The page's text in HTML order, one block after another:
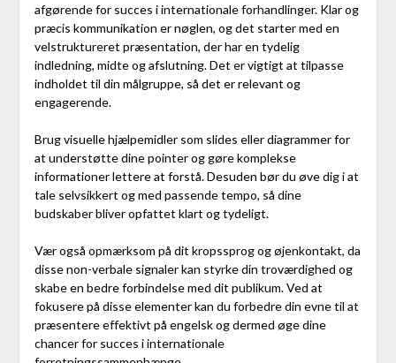
afgørende for succes i internationale forhandlinger. Klar og
præcis kommunikation er nøglen, og det starter med en
velstruktureret præsentation, der har en tydelig
indledning, midte og afslutning. Det er vigtigt at tilpasse
indholdet til din målgruppe, så det er relevant og
engagerende.
Brug visuelle hjælpemidler som slides eller diagrammer for
at understøtte dine pointer og gøre komplekse
informationer lettere at forstå. Desuden bør du øve dig i at
tale selvsikkert og med passende tempo, så dine
budskaber bliver opfattet klart og tydeligt.
Vær også opmærksom på dit kropssprog og øjenkontakt, da
disse non-verbale signaler kan styrke din troværdighed og
skabe en bedre forbindelse med dit publikum. Ved at
fokusere på disse elementer kan du forbedre din evne til at
præsentere effektivt på engelsk og dermed øge dine
chancer for succes i internationale